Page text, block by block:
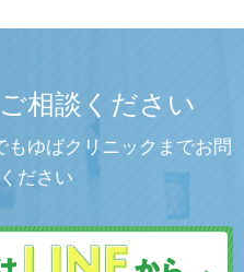
相談ください
ゆばクリニックまでお問
ださい